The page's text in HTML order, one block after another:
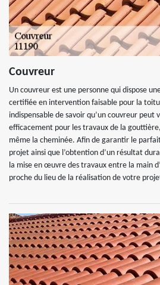
Couvreur
Un couvreur est une personne qui dispose
certifiée en intervention faisable pour la
indispensable de savoir qu’un couvreur
efficacement pour les travaux de la
même la cheminée. Afin de garantir le
projet ainsi que l’obtention d’un résultat
la mise en œuvre des travaux entre la main
proche du lieu de la réalisation de votre